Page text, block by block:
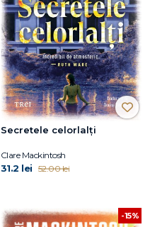
Secretele celorlalți
Clare Mackintosh
31.2 lei 52.00 lei
-15%